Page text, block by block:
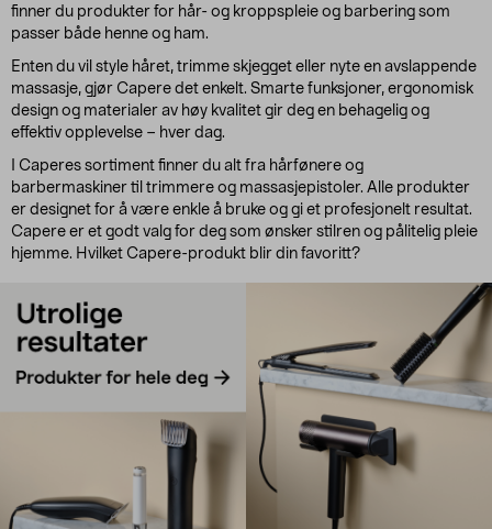
finner du produkter for hår- og kroppspleie og barbering som
passer både henne og ham.
Enten du vil style håret, trimme skjegget eller nyte en avslappende
massasje, gjør Capere det enkelt. Smarte funksjoner, ergonomisk
design og materialer av høy kvalitet gir deg en behagelig og
effektiv opplevelse – hver dag.
I Caperes sortiment finner du alt fra hårfønere og
barbermaskiner til trimmere og massasjepistoler. Alle produkter
er designet for å være enkle å bruke og gi et profesjonelt resultat.
Capere er et godt valg for deg som ønsker stilren og pålitelig pleie
hjemme. Hvilket Capere-produkt blir din favoritt?